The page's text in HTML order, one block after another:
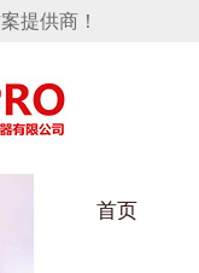
商！
首页